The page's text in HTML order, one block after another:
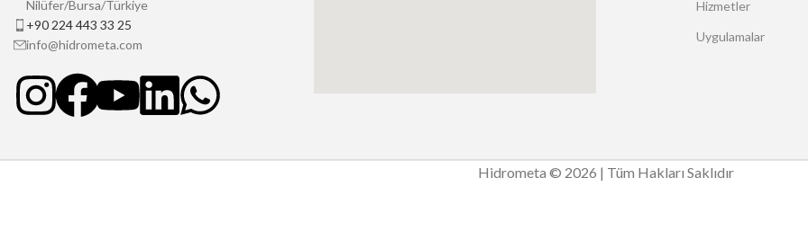
Nilüfer/Bursa/Türkiye
+90 224 443 33 25
info@hidrometa.com
Hizmetler
Uygulamalar
Hidrometa © 2026 | Tüm Hakları Saklıdır